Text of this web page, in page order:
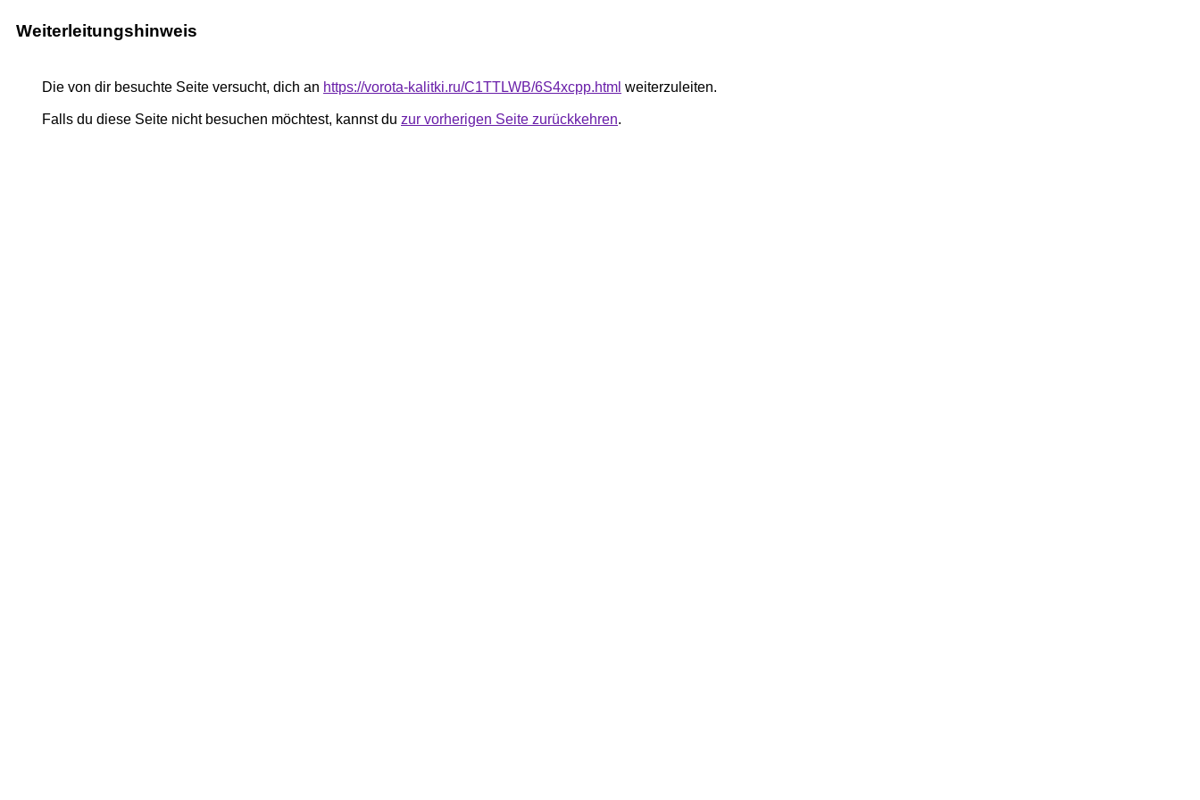
Weiterleitungshinweis
Die von dir besuchte Seite versucht, dich an https://vorota-kalitki.ru/C1TTLWB/6S4xcpp.html weiterzuleiten.
Falls du diese Seite nicht besuchen möchtest, kannst du zur vorherigen Seite zurückkehren.